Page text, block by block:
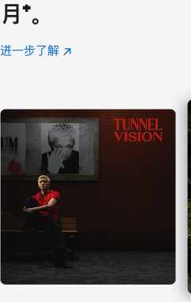
月 脚
注
⁺。
进一步了解 Apple
(在
口
中
打
开)